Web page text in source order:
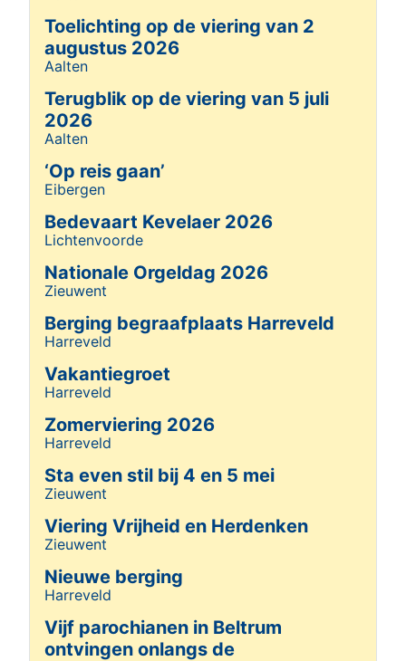
Toelichting op de viering van 2
augustus 2026
Details
Aalten
Terugblik op de viering van 5 juli
2026
Details
Aalten
‘Op reis gaan’
Details
Eibergen
Bedevaart Kevelaer 2026
Details
Lichtenvoorde
Nationale Orgeldag 2026
Details
Zieuwent
Berging begraafplaats Harreveld
Details
Harreveld
Vakantiegroet
Details
Harreveld
Zomerviering 2026
Details
Harreveld
Sta even stil bij 4 en 5 mei
Details
Zieuwent
Viering Vrijheid en Herdenken
Details
Zieuwent
Nieuwe berging
Details
Harreveld
Vijf parochianen in Beltrum
ontvingen onlangs de